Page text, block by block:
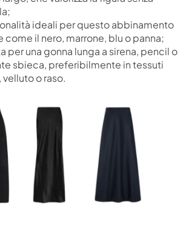
ideali per questo abbinamento
come il nero, marrone, blu o panna;
per una gonna lunga a sirena, pencil o
sbieca, preferibilmente in tessuti
o raso.